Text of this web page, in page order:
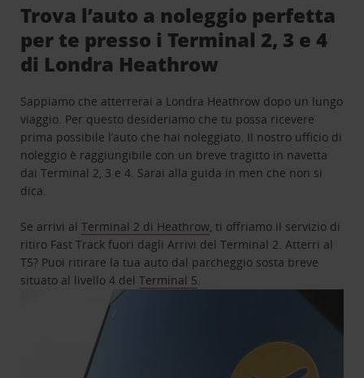
Trova l’auto a noleggio perfetta
per te presso i Terminal 2, 3 e 4
di Londra Heathrow
Sappiamo che atterrerai a Londra Heathrow dopo un lungo
viaggio. Per questo desideriamo che tu possa ricevere
prima possibile l’auto che hai noleggiato. Il nostro ufficio di
noleggio è raggiungibile con un breve tragitto in navetta
dai Terminal 2, 3 e 4. Sarai alla guida in men che non si
dica.
Se arrivi alTerminal 2 di Heathrow , ti offriamo il servizio di
ritiro Fast Track fuori dagli Arrivi del Terminal 2. Atterri al
T5? Puoi ritirare la tua auto dal parcheggio sosta breve
situato al livello 4 delTerminal 5